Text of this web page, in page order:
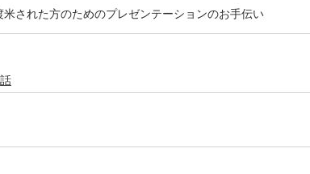
された方のためのプレゼンテーションのお手伝い